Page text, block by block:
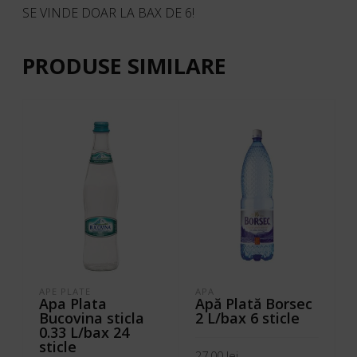
SE VINDE DOAR LA BAX DE 6!
PRODUSE SIMILARE
APE PLATE
Apa Plata
Bucovina sticla
0.33 L/bax 24
sticle
APA
Apă Plată Borsec
2 L/bax 6 sticle